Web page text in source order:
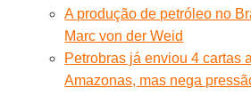
A produção de petróleo no
Marc von der Weid
Petrobras já enviou 4 cartas
Amazonas, mas nega